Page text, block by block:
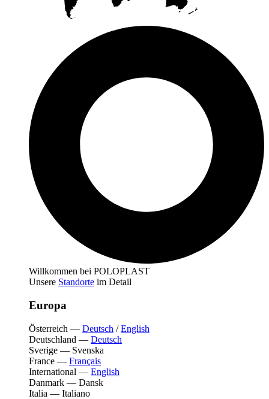
Willkommen bei POLOPLAST
Unsere Standorte im Detail
Europa
Österreich — Deutsch /English
Deutschland — Deutsch
Sverige — Svenska
France — Français
International — English
Danmark — Dansk
Italia — Italiano